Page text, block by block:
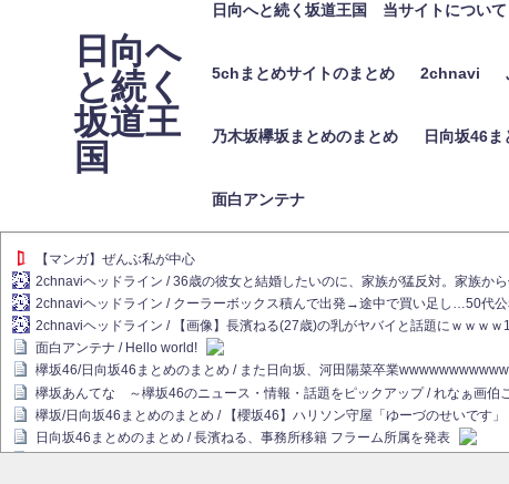
日向へ
と続く
坂道王
国
日向へと続く坂道王国 当サイトについ
5chまとめサイトのまとめ 2chnavi
乃木坂欅坂まとめのまとめ 日向坂46ま
面白アンテナ
【マンガ】ぜんぶ私が中心
2chnaviヘッドライン / 36歳の彼女と結婚したいのに、家族が猛反対。家族か
2chnaviヘッドライン / クーラーボックス積んで出発→途中で買い足し…50代公
2chnaviヘッドライン / 【画像】長濱ねる(27歳)の乳がヤバイと話題にｗｗｗ
面白アンテナ / Hello world!
欅坂46/日向坂46まとめのまとめ / また日向坂、河田陽菜卒業wwwwwwwwwww
欅坂あんてな ～欅坂46のニュース・情報・話題をピックアップ / れなぁ画伯
欅坂/日向坂46まとめのまとめ / 【櫻坂46】ハリソン守屋「ゆーづのせいです」
日向坂46まとめのまとめ / 長濱ねる、事務所移籍 フラーム所属を発表